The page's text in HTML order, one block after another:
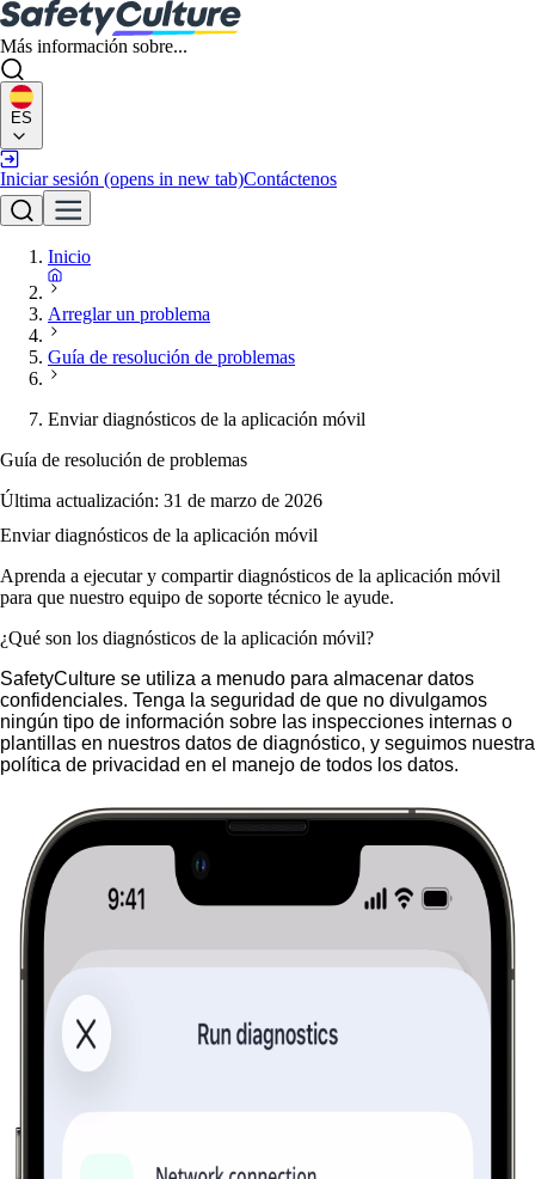
Más información sobre...
ES
Iniciar sesión (opens in new tab)Contáctenos
Inicio
Arreglar un problema
Guía de resolución de problemas
Enviar diagnósticos de la aplicación móvil
Guía de resolución de problemas
Última actualización: 31 de marzo de 2026
Enviar diagnósticos de la aplicación móvil
Aprenda a ejecutar y compartir diagnósticos de la aplicación móvil
para que nuestro equipo de soporte técnico le ayude.
¿Qué son los diagnósticos de la aplicación móvil?
SafetyCulture se utiliza a menudo para almacenar datos
confidenciales. Tenga la seguridad de que no divulgamos
ningún tipo de información sobre las inspecciones internas o
plantillas en nuestros datos de diagnóstico, y seguimos nuestra
política de privacidad en el manejo de todos los datos.